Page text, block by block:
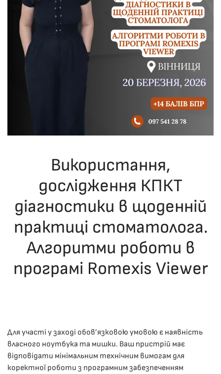
Використання,
дослідження КПКТ
діагностики в щоденній
практиці стоматолога.
Алгоритми роботи в
програмі Romexis Viewer
Для участі у заході обов’язковою умовою є наявність
власного ноутбука та мишки. Ваш пристрій має
відповідати мінімальним технічним вимогам для
коректної роботи з програмним забезпеченням